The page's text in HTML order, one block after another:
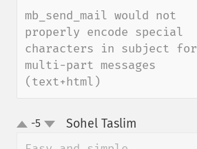
mb_send_mail would not
properly encode special
characters in subject for
multi-part messages
(text+html)
up-5 Sohel Taslim